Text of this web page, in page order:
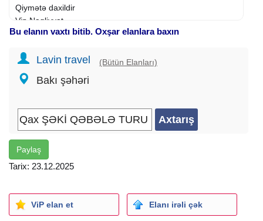
Qiymətə daxildir
Vip Nəqliyyat
Təcrübəli Tur rəhbəri
2 dəfə Səhər yeməyi
Asudə Vaxt və Əyləncə
_______
* Fitnes mərkəzi
* Spa/sauna
_______
* Nohurgöl
* ⁠Tufandağ
Bu elanın vaxtı bitib. Oxşar elanlara baxın
Lavin travel (Bütün Elanları)
Bakı şəhəri
Paylaş
Tarix: 23.12.2025
ViP elan et Elanı irəli çək